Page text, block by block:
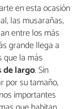
en esta ocasión
las musarañas,
entre los más
grande llega a
que la más
de largo. Sin
por su tamaño,
importantes